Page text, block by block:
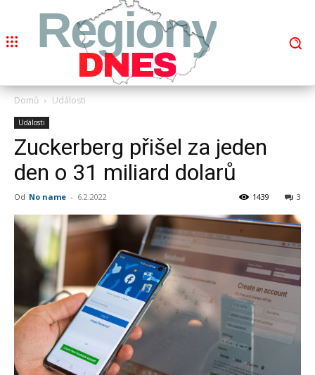
Regiony
DNES
Domů Události
Události
Zuckerberg přišel za jeden
den o 31 miliard dolarů
Od No name - 6.2.2022 3
1439